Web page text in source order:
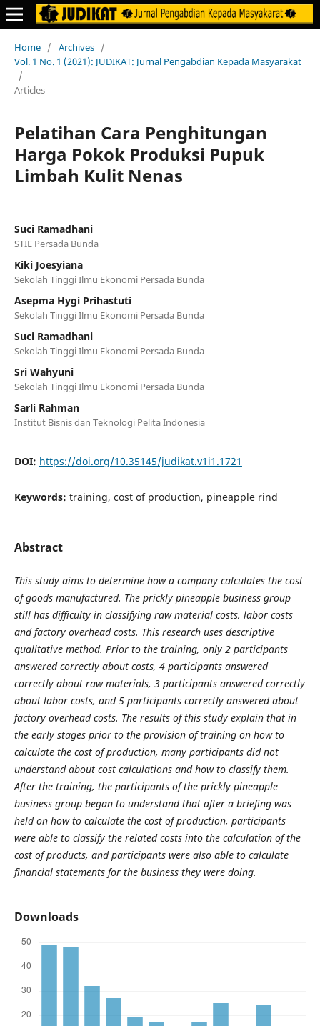
Home / Archives /
Vol. 1 No. 1 (2021): JUDIKAT: Jurnal Pengabdian Kepada Masyarakat
/
Articles
Pelatihan Cara Penghitungan
Harga Pokok Produksi Pupuk
Limbah Kulit Nenas
Suci Ramadhani
STIE Persada Bunda
Kiki Joesyiana
Sekolah Tinggi Ilmu Ekonomi Persada Bunda
Asepma Hygi Prihastuti
Sekolah Tinggi Ilmu Ekonomi Persada Bunda
Suci Ramadhani
Sekolah Tinggi Ilmu Ekonomi Persada Bunda
Sri Wahyuni
Sekolah Tinggi Ilmu Ekonomi Persada Bunda
Sarli Rahman
Institut Bisnis dan Teknologi Pelita Indonesia
DOI: https://doi.org/10.35145/judikat.v1i1.1721
Keywords: training, cost of production, pineapple rind
Abstract
This study aims to determine how a company calculates the cost
of goods manufactured. The prickly pineapple business group
still has difficulty in classifying raw material costs, labor costs
and factory overhead costs. This research uses descriptive
qualitative method. Prior to the training, only 2 participants
answered correctly about costs, 4 participants answered
correctly about raw materials, 3 participants answered correctly
about labor costs, and 5 participants correctly answered about
factory overhead costs. The results of this study explain that in
the early stages prior to the provision of training on how to
calculate the cost of production, many participants did not
understand about cost calculations and how to classify them.
After the training, the participants of the prickly pineapple
business group began to understand that after a briefing was
held on how to calculate the cost of production, participants
were able to classify the related costs into the calculation of the
cost of products, and participants were also able to calculate
financial statements for the business they were doing.
Downloads